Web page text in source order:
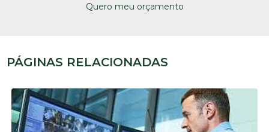
Quero meu orçamento
PÁGINAS RELACIONADAS